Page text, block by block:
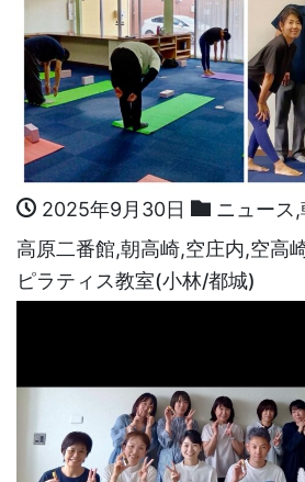
2025年9月30日 ニュース ,
高原二番館,朝高崎,空庄内,空高
ピラティス教室(小林/都城)